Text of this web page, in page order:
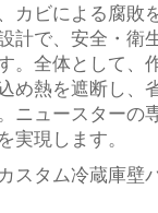
カビによる腐敗
計で、安全・衛
。全体として、
め熱を遮断し、
ニュースターの
実現します。
スタム冷蔵庫壁